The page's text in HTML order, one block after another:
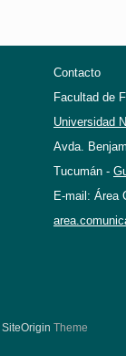
Contacto
Facultad de
Universidad
Avda.
Tucumán -
E-mail: Área
SiteOrigin Theme